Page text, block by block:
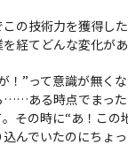
この技術力を獲得し
経てどんな変化が
！”って意識が無く
……ある時点でまった
その時に“あ！この
んでいたのにちょ